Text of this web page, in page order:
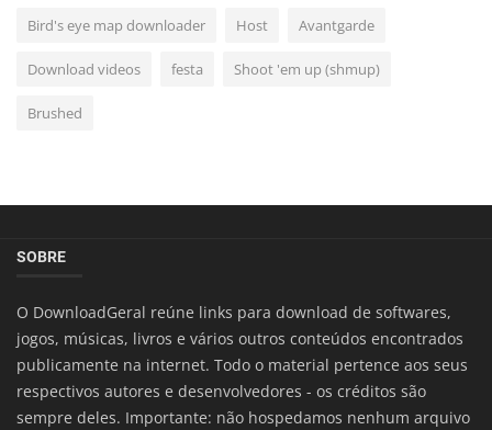
Bird's eye map downloader Host Avantgarde
Download videos festa Shoot 'em up (shmup)
Brushed
SOBRE
O DownloadGeral reúne links para download de softwares,
jogos, músicas, livros e vários outros conteúdos encontrados
publicamente na internet. Todo o material pertence aos seus
respectivos autores e desenvolvedores - os créditos são
sempre deles. Importante: não hospedamos nenhum arquivo